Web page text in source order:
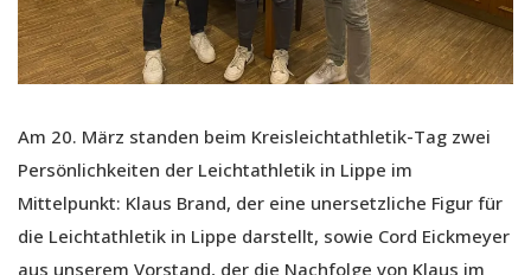
Am 20. März standen beim Kreisleichtathletik-Tag zwei
Persönlichkeiten der Leichtathletik in Lippe im
Mittelpunkt: Klaus Brand, der eine unersetzliche Figur für
die Leichtathletik in Lippe darstellt, sowie Cord Eickmeyer
aus unserem Vorstand, der die Nachfolge von Klaus im